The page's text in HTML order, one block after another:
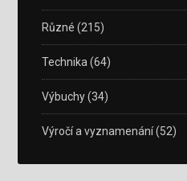
Různé (215)
Technika (64)
Výbuchy(34)
Výročí a vyznamenání(52)